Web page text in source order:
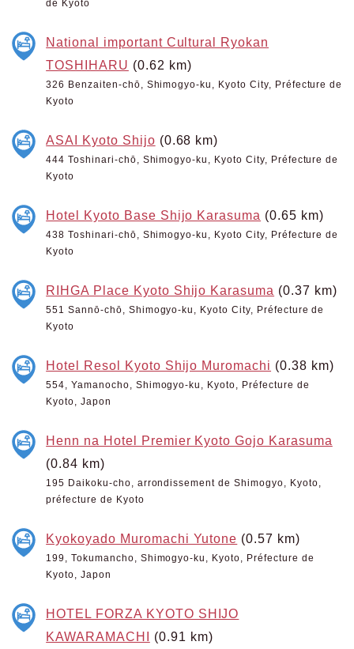
de Kyoto
National important Cultural Ryokan
TOSHIHARU (0.62 km)
326 Benzaiten-chō, Shimogyo-ku, Kyoto City, Préfecture de
Kyoto
ASAI Kyoto Shijo (0.68 km)
444 Toshinari-chō, Shimogyo-ku, Kyoto City, Préfecture de
Kyoto
Hotel Kyoto Base Shijo Karasuma (0.65 km)
438 Toshinari-chō, Shimogyo-ku, Kyoto City, Préfecture de
Kyoto
RIHGA Place Kyoto Shijo Karasuma (0.37 km)
551 Sannō-chō, Shimogyo-ku, Kyoto City, Préfecture de
Kyoto
Hotel Resol Kyoto Shijo Muromachi (0.38 km)
554, Yamanocho, Shimogyo-ku, Kyoto, Préfecture de
Kyoto, Japon
Henn na Hotel Premier Kyoto Gojo Karasuma
(0.84 km)
195 Daikoku-cho, arrondissement de Shimogyo, Kyoto,
préfecture de Kyoto
Kyokoyado Muromachi Yutone (0.57 km)
199, Tokumancho, Shimogyo-ku, Kyoto, Préfecture de
Kyoto, Japon
HOTEL FORZA KYOTO SHIJO
KAWARAMACHI (0.91 km)